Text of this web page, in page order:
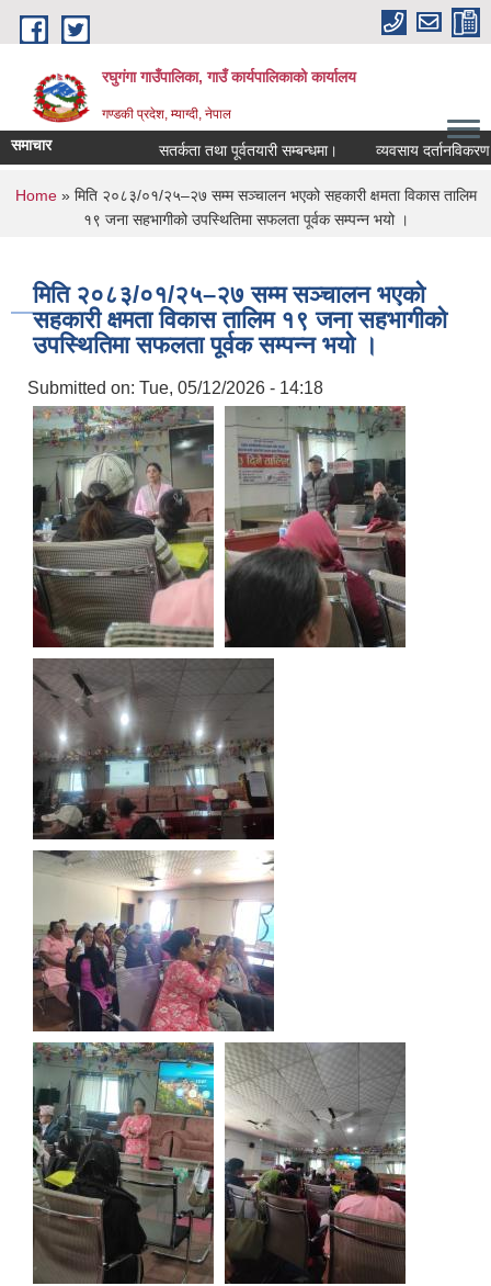
Skip to main content
रघुगंगा गाउँपालिका, गाउँ कार्यपालिकाको कार्यालय
गण्डकी प्रदेश, म्याग्दी, नेपाल
समाचार सतर्कता तथा पूर्वतयारी सम्बन्धमा। व्यवसाय दर्तानविकरण
You are here
Home» मिति २०८३/०१/२५–२७ सम्म सञ्चालन भएको सहकारी क्षमता विकास तालिम
१९ जना सहभागीको उपस्थितिमा सफलता पूर्वक सम्पन्न भयो ।
मिति २०८३/०१/२५–२७ सम्म सञ्चालन भएको
सहकारी क्षमता विकास तालिम १९ जना सहभागीको
उपस्थितिमा सफलता पूर्वक सम्पन्न भयो ।
Submitted on: Tue, 05/12/2026 - 14:18